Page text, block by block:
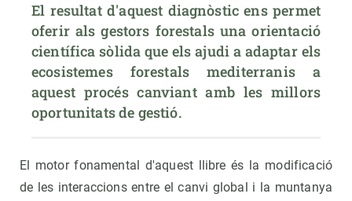
El resultat d'aquest diagnòstic ens permet
oferir als gestors forestals una orientació
científica sòlida que els ajudi a adaptar els
ecosistemes forestals mediterranis a
aquest procés canviant amb les millors
oportunitats de gestió.
El motor fonamental d'aquest llibre és la modificació
de les interaccions entre el canvi global i la muntanya